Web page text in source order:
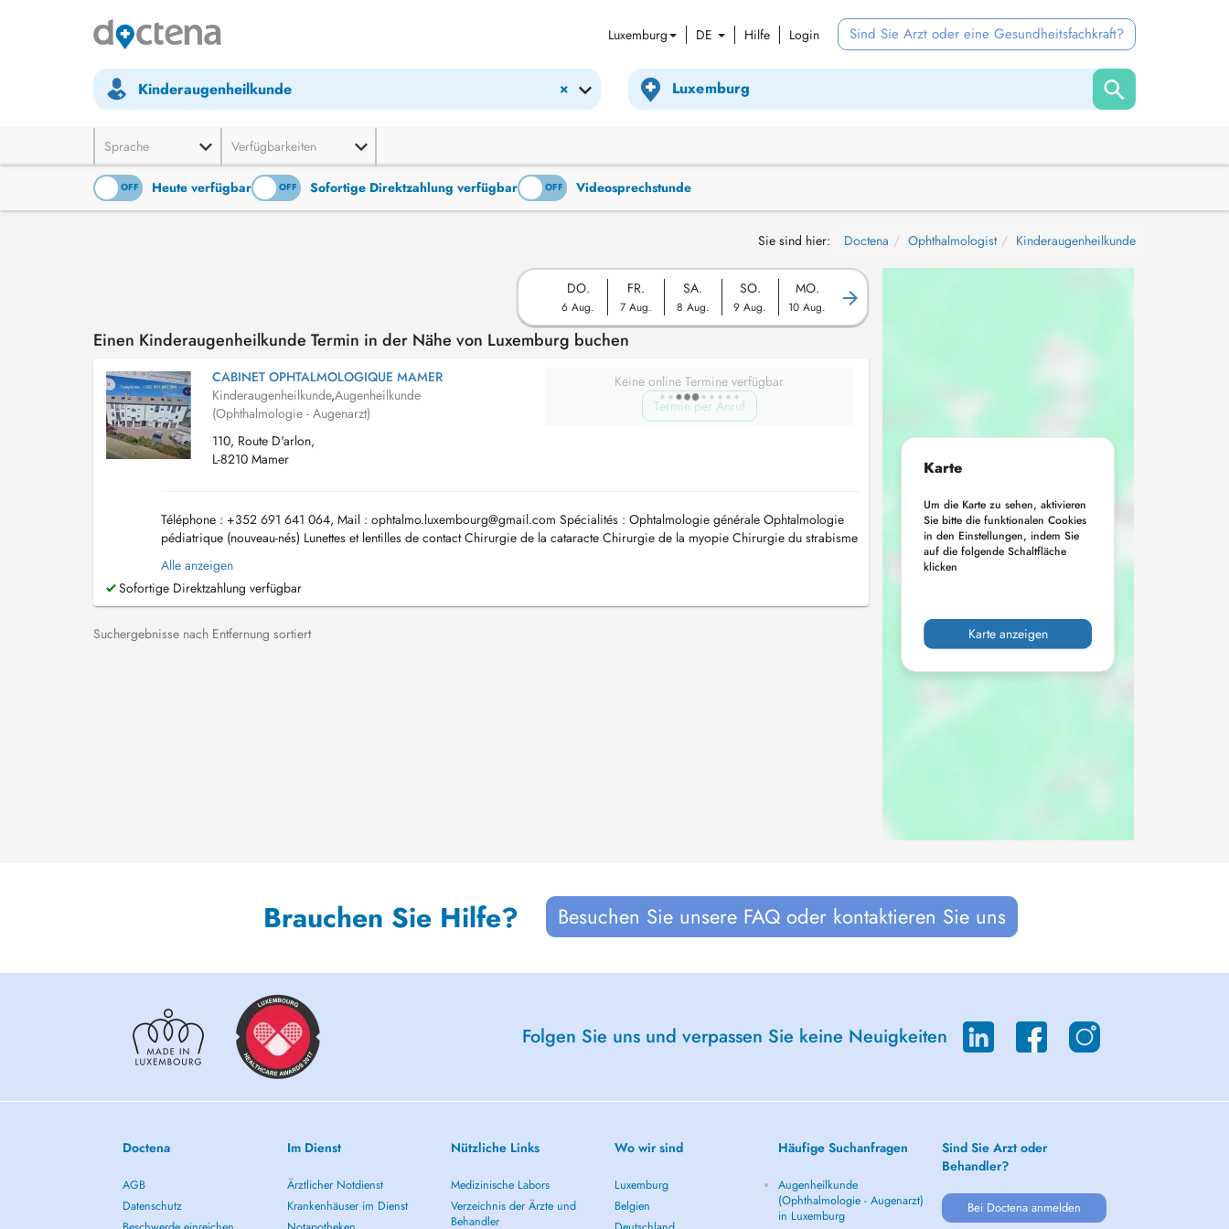
Luxemburg DE Hilfe Login Sind Sie Arzt oder eine Gesundheitsfachkraft?
×
Kinderaugenheilkunde
Sprache Verfügbarkeiten
OFF Heute verfügbar
ON OFF Sofortige Direktzahlung verfügbar
ON OFF Videosprechstunde
Sie sind hier: Doctena Ophthalmologist Kinderaugenheilkunde
DO.
6 Aug.
FR.
7 Aug.
SA.
8 Aug.
SO.
9 Aug.
MO.
10 Aug.
Einen Kinderaugenheilkunde Termin in der Nähe von Luxemburg buchen
CABINET OPHTALMOLOGIQUE MAMER
Kinderaugenheilkunde,Augenheilkunde
(Ophthalmologie - Augenarzt)
110, Route D'arlon,
L-8210 Mamer
Keine online Termine verfügbar
Termin per Anruf
Téléphone : +352 691 641 064, Mail : ophtalmo.luxembourg@gmail.com Spécialités : Ophtalmologie générale Ophtalmologie
pédiatrique (nouveau-nés) Lunettes et lentilles de contact Chirurgie de la cataracte Chirurgie de la myopie Chirurgie du strabisme
Diplômé de la Faculté de médecine de ...
Alle anzeigen
Sofortige Direktzahlung verfügbar
Suchergebnisse nach Entfernung sortiert
Karte
Um die Karte zu sehen, aktivieren
Sie bitte die funktionalen Cookies
in den Einstellungen, indem Sie
auf die folgende Schaltfläche
klicken
Karte anzeigen
Brauchen Sie Hilfe? Besuchen Sie unsere FAQ oder kontaktieren Sie uns
Folgen Sie uns und verpassen Sie keine Neuigkeiten
Doctena
AGB
Datenschutz
Im Dienst
Ärztlicher Notdienst
Krankenhäuser im Dienst
Nützliche Links
Medizinische Labors
Verzeichnis der Ärzte und
Behandler
Wo wir sind
Luxemburg
Belgien
Häufige Suchanfragen
Augenheilkunde
(Ophthalmologie - Augenarzt)
in Luxemburg
Sind Sie Arzt oder
Behandler?
Bei Doctena anmelden